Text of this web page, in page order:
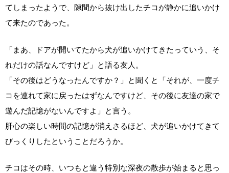
てしまったようで、隙間から抜け出したチコが静かに追いかけ
て来たのであった。
「まあ、ドアが開いてたから犬が追いかけてきたっていう、そ
れだけの話なんですけど」と語る友人。
「その後はどうなったんですか？」と聞くと「それが、一度チ
コを連れて家に戻ったはずなんですけど、その後に友達の家で
遊んだ記憶がないんですよ」と言う。
肝心の楽しい時間の記憶が消えさるほど、犬が追いかけてきて
びっくりしたということだろうか。
チコはその時、いつもと違う特別な深夜の散歩が始まると思っ